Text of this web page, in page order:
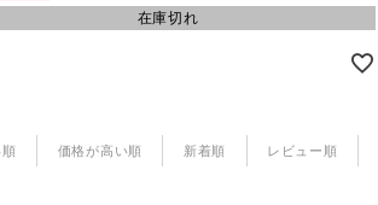
在庫切れ
価格が高い順 新着順 レビュー順